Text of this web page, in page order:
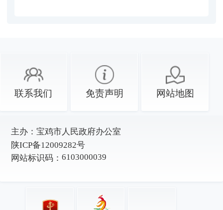
联系我们 免责声明 网站地图
主办： 宝鸡市人民政府办公室
陕ICP备12009282号
网站标识码： 6103000039